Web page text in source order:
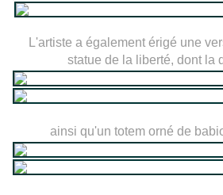
L'artiste a également érigé une
statue de la liberté, dont la
ainsi qu'un totem orné de